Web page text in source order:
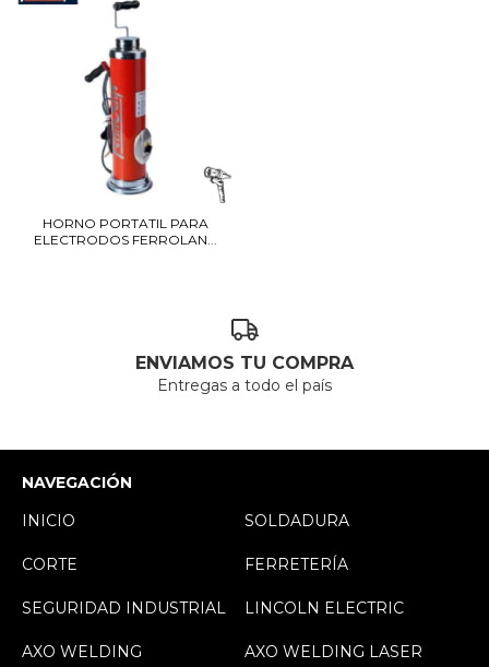
HORNO PORTATIL PARA
ELECTRODOS FERROLAN...
ENVIAMOS TU COMPRA
Entregas a todo el país
NAVEGACIÓN
INICIO
SOLDADURA
CORTE FERRETERÍA
SEGURIDAD INDUSTRIAL LINCOLN ELECTRIC
AXO WELDING AXO WELDING LASER